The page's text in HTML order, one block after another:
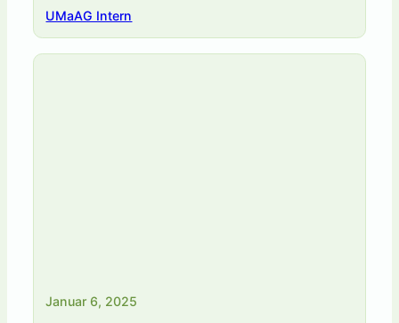
UMaAG Intern
Januar 6, 2025